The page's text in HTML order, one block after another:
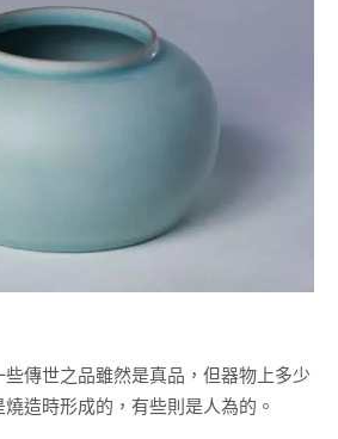
傳世之品雖然是真品，但器物上多少
造時形成的，有些則是人為的。